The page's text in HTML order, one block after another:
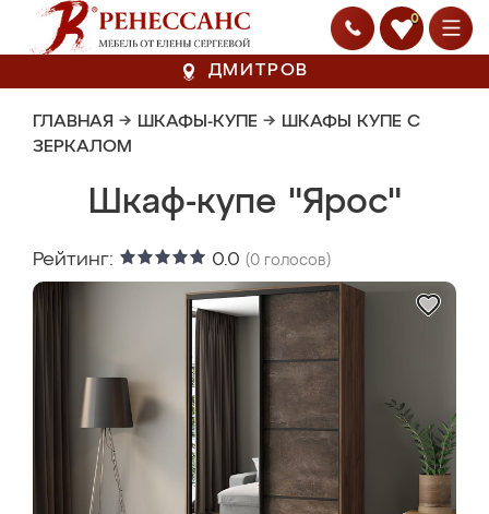
0
ДМИТРОВ
ГЛАВНАЯ → ШКАФЫ-КУПЕ → ШКАФЫ КУПЕ С
ЗЕРКАЛОМ
Шкаф-купе "Ярос"
Рейтинг: 0.0 (0 голосов)